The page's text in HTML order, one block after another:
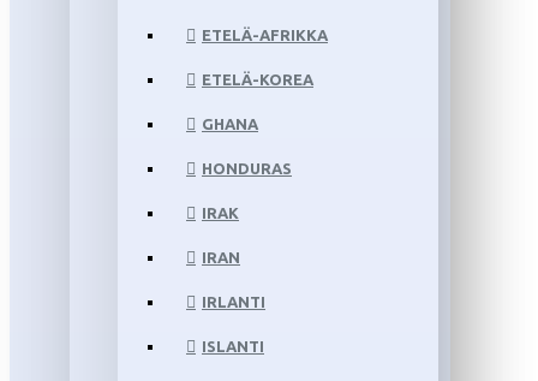
ETELÄ-AFRIKKA
ETELÄ-KOREA
GHANA
HONDURAS
IRAK
IRAN
IRLANTI
ISLANTI